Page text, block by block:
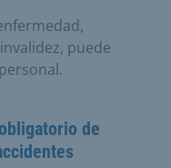
puede
de